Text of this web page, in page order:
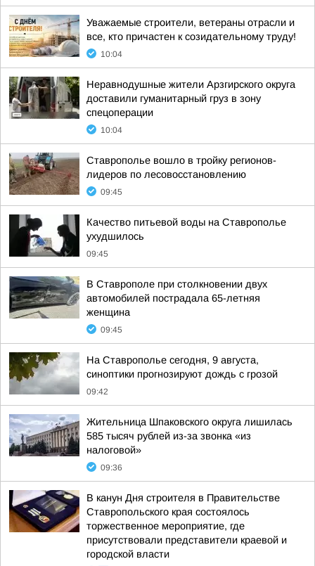
Уважаемые строители, ветераны отрасли и
все, кто причастен к созидательному труду!
10:04
Неравнодушные жители Арзгирского округа
доставили гуманитарный груз в зону
спецоперации
10:04
Ставрополье вошло в тройку регионов-
лидеров по лесовосстановлению
09:45
Качество питьевой воды на Ставрополье
ухудшилось
09:45
В Ставрополе при столкновении двух
автомобилей пострадала 65-летняя
женщина
09:45
На Ставрополье сегодня, 9 августа,
синоптики прогнозируют дождь с грозой
09:42
Жительница Шпаковского округа лишилась
585 тысяч рублей из-за звонка «из
налоговой»
09:36
В канун Дня строителя в Правительстве
Ставропольского края состоялось
торжественное мероприятие, где
присутствовали представители краевой и
городской власти